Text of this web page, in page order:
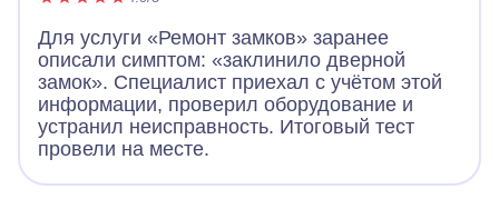
Для услуги «Ремонт замков» заранее
описали симптом: «заклинило дверной
замок». Специалист приехал с учётом этой
информации, проверил оборудование и
устранил неисправность. Итоговый тест
провели на месте.